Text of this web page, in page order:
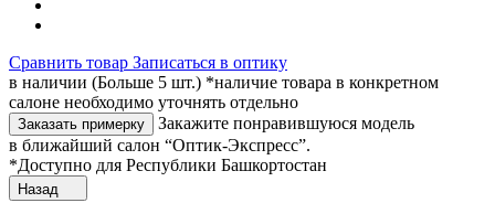
Сравнить товар Записаться в оптику
в наличии (Больше 5 шт.) *наличие товара в конкретном
салоне необходимо уточнять отдельно
Заказать примерку
Закажите понравившуюся модель
в ближайший салон “Оптик-Экспресс”.
*Доступно для Республики Башкортостан
Назад